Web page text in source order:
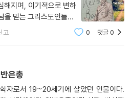
, 교의학)
해지며, 이기적으로 변하
물을 다스리
랑하시며 동일하게 관
고 0 댓글0
은총
자로서 19~20세기에 살았던 인물이다.